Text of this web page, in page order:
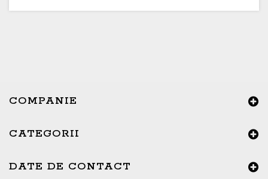
COMPANIE
CATEGORII
DATE DE CONTACT
Buna ziua, Suntem aici sa va ajutam!